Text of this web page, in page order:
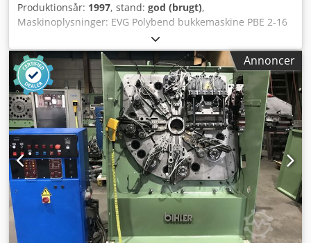
Produktionsår: 1997, stand: god (brugt),
Maskinoplysninger: EVG Polybend bukkemaskine PBE 2-16
leveres med 2 afviklere - årgang 1997 Leveres med komplet
nyt styresystem - originalt EVG Enkelttråd: 6 – 16 mm
Dobbelttråd: 6 – 12 mm Dcedpfx Ajn Ut A Sob Uok
Spænding: 400 V 50 Hz 30 kW Produktionsår: 1997
Annoncer